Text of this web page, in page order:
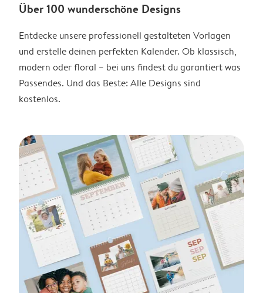
Über 100 wunderschöne Designs
Entdecke unsere professionell gestalteten Vorlagen
und erstelle deinen perfekten Kalender. Ob klassisch,
modern oder floral – bei uns findest du garantiert was
Passendes. Und das Beste: Alle Designs sind
kostenlos.